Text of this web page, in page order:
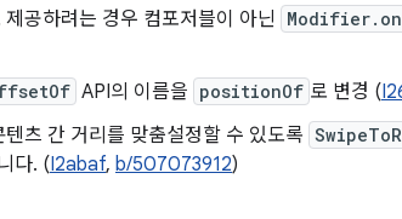
공하려는 경우 컴포저블이 아닌
API의 이름을 positionOf 로 변경 (
츠 간 거리를 맞춤설정할 수 있도록
다. (I2abaf, b/507073912)